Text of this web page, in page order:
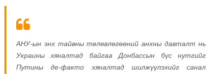
АНУ-ын энх тайвны төлөвлөгөөний анхны давталт нь
Украины хяналтад байгаа Донбассын бүс нутгийг
Путины де-факто хяналтад шилжүүлэхийг санал